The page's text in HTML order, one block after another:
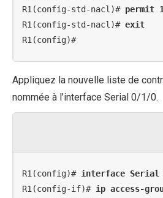
R1(config-std-nacl)# permit
R1(config-std-nacl)# exit
R1(config)#
Appliquez la nouvelle liste de
nommée à l’interface Serial 0/1/0.
R1(config)# interface Serial
R1(config-if)# ip access-